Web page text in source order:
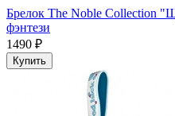
Брелок The Noble Collection
фэнтези
1490 ₽
Купить